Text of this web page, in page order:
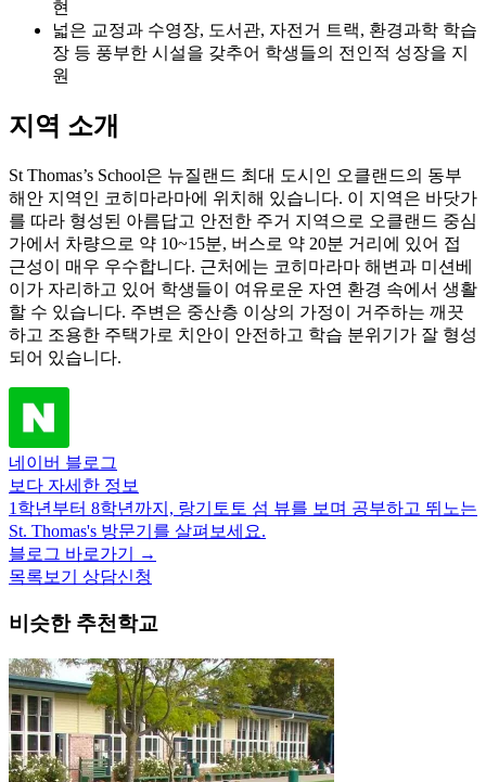
넓은 교정과 수영장, 도서관, 자전거 트랙, 환경과학 학습
장 등 풍부한 시설을 갖추어 학생들의 전인적 성장을 지
원
해안 지역인 코히마라마에 위치해 있습니다. 이 지역은 바닷가
를 따라 형성된 아름답고 안전한 주거 지역으로 오클랜드 중심
가에서 차량으로 약 10~15분, 버스로 약 20분 거리에 있어 접
근성이 매우 우수합니다. 근처에는 코히마라마 해변과 미션베
이가 자리하고 있어 학생들이 여유로운 자연 환경 속에서 생활
할 수 있습니다. 주변은 중산층 이상의 가정이 거주하는 깨끗
하고 조용한 주택가로 치안이 안전하고 학습 분위기가 잘 형성
되어 있습니다.
보다 자세한 정보
1학년부터 8학년까지, 랑기토토 섬 뷰를 보며 공부하고 뛰노는
St. Thomas's 방문기를 살펴보세요.
블로그 바로가기 →
목록보기 상담신청